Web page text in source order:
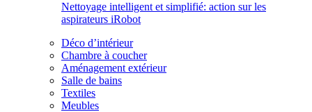
Nettoyage intelligent et simplifié: action sur les
aspirateurs iRobot
Déco d’intérieur
Chambre à coucher
Aménagement extérieur
Salle de bains
Textiles
Meubles